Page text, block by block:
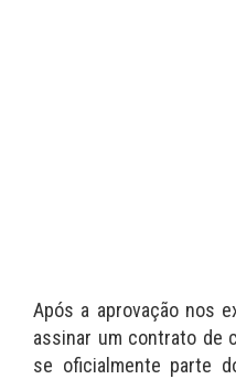
Após a aprovação nos
assinar um contrato de
se oficialmente parte